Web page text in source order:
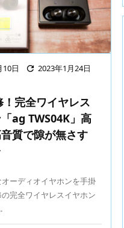
10日  2023年1月24日
完全ワイヤレス
ag TWS04K」高
質で隙が無さす
ーディオイヤホンを手掛
完全ワイヤレスイヤホン